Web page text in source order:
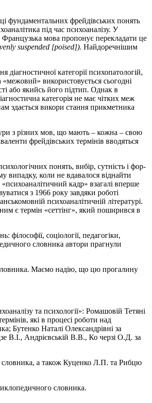
фундаментальних фрейдівських понять
під час психоаналізу. У
Французька мова пропонує перекладати це
suspended [poised]). Найдоречнішим
діагностичної категорії психопатологій,
використовується сьогодні
або якийсь його підтип. Однак в
категорія не має чітких меж
здається викори­ стання прикметника
з різних мов, що мають – кожна – свою
фрейдівських термінів вводяться
понять, вибір, сутність і фор­
випадку, коли не вдавалося віднайти
кадр» взагалі вперше
з 1966 року завдяки роботі
психоаналітичній літературі.
є термін «сеттінг», який поширився в
філософії, соціології, педагогіки,
словника автори прагнули
Маємо надію, що цю прогалину
та психології»: Ромашовій Тетяні
які в процесі роботи над
Бутенко Наталі Олександрівні за
В.І., Андрієвській В.В., Ко­ черзі О.Д. за
словника, а також Куценко Л.П. та Рибцю
словника.